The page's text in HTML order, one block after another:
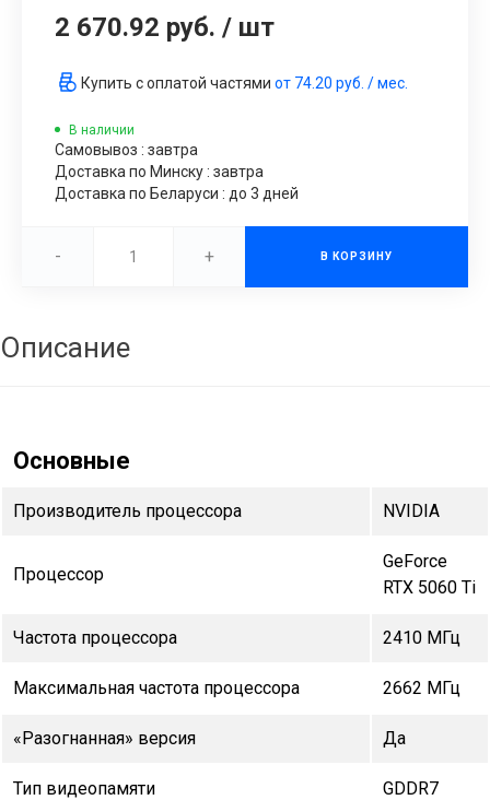
2 670.92 руб. / шт
Купить с оплатой частями от 74.20 руб. / мес.
В наличии
Самовывоз : завтра
Доставка по Минску : завтра
Доставка по Беларуси : до 3 дней
- + В КОРЗИНУ
Описание
Основные
Производитель процессора NVIDIA
Процессор
GeForce
RTX 5060 Ti
Частота процессора 2410 МГц
Максимальная частота процессора 2662 МГц
«Разогнанная» версия Да
Тип видеопамяти GDDR7